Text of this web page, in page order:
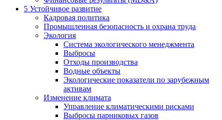
5 Устойчивое развитие
Кадровая политика
Промышленная безопасность и охрана труда
Экология
Система экологического менеджмента
Выбросы
Отходы производства
Водные объекты
Экологические показатели по зарубежным
активам
Изменение климата
Управление климатическими рисками
Выбросы парниковых газов